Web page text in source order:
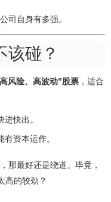
司自身有多强。
该碰？
风险、高波动”股票 ，适合
进快出。
有资本运作。
那最好还是绕道。毕竟，
高的较劲？